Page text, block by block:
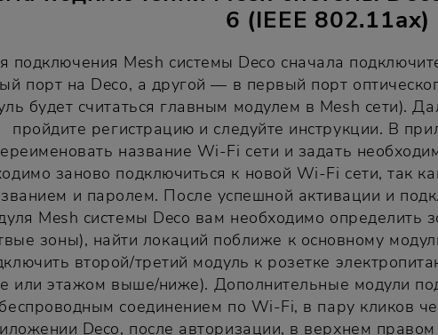
6 (IEEE 802.11ax)
подключения Mesh системы Deco сначала
порт на Deco, а другой — в первый порт
будет считаться главным модулем в Mesh сети).
пройдите регистрацию и следуйте инструкции. В
название Wi-Fi сети и задать
заново подключиться к новой Wi-Fi сети, так
и паролем. После успешной активации и
Mesh системы Deco вам необходимо определить
зоны), найти локаций поближе к основному
второй/третий модуль к розетке
или этажом выше/ниже). Дополнительные модули
соединением по Wi-Fi, в пару кликов
Deco, после авторизации, в верхнем